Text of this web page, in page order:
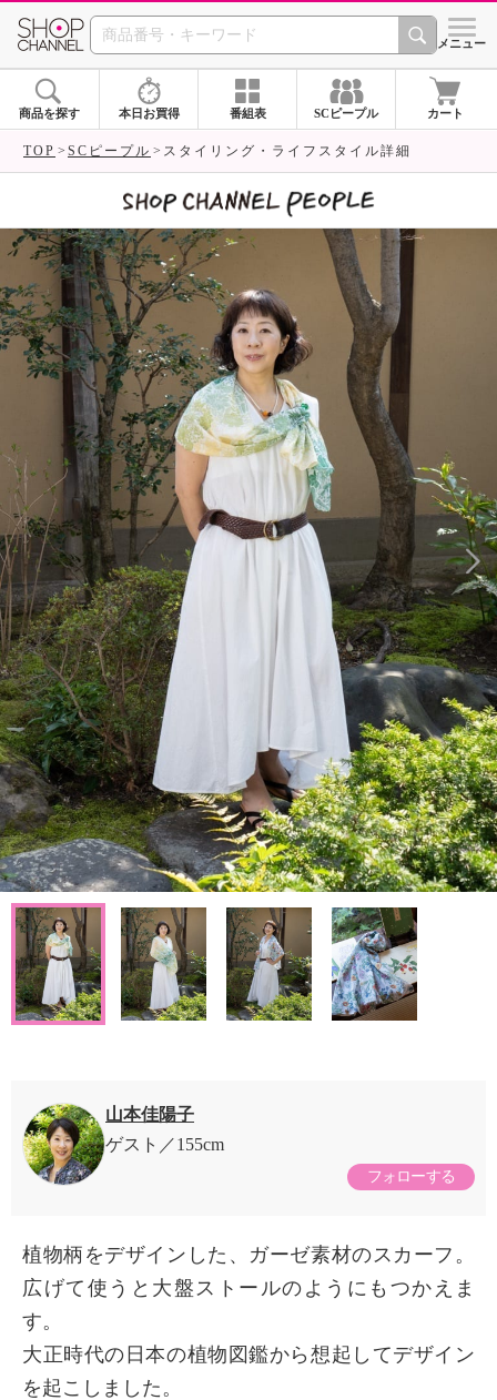
SHOP CHANNEL シメニュー
商品を探す 本日お買得 番組表 SCピープル カート
TOP SCピープル スタイリング・ライフスタイル詳細
山本佳陽子
ゲスト
155cm
フォローする
植物柄をデザインした、ガーゼ素材のスカーフ。
広げて使うと大盤ストールのようにもつかえま
す。
大正時代の日本の植物図鑑から想起してデザイン
を起こしました。